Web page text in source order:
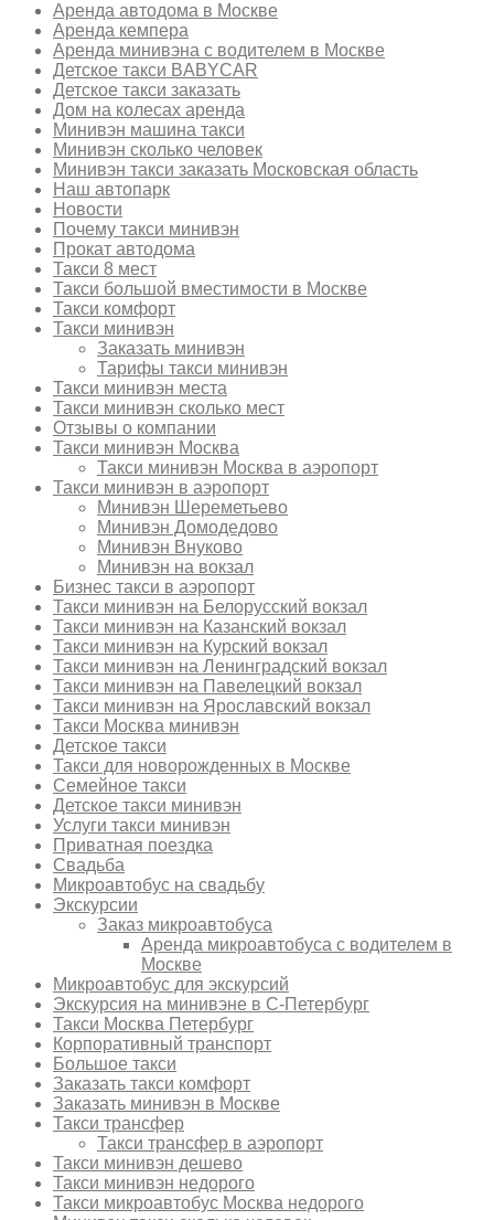
Аренда автодома в Москве
Аренда кемпера
Аренда минивэна с водителем в Москве
Детское такси BABYCAR
Детское такси заказать
Дом на колесах аренда
Минивэн машина такси
Минивэн сколько человек
Минивэн такси заказать Московская область
Наш автопарк
Новости
Почему такси минивэн
Прокат автодома
Такси 8 мест
Такси большой вместимости в Москве
Такси комфорт
Такси минивэн
Заказать минивэн
Тарифы такси минивэн
Такси минивэн места
Такси минивэн сколько мест
Отзывы о компании
Такси минивэн Москва
Такси минивэн Москва в аэропорт
Такси минивэн в аэропорт
Минивэн Шереметьево
Минивэн Домодедово
Минивэн Внуково
Минивэн на вокзал
Бизнес такси в аэропорт
Такси минивэн на Белорусский вокзал
Такси минивэн на Казанский вокзал
Такси минивэн на Курский вокзал
Такси минивэн на Ленинградский вокзал
Такси минивэн на Павелецкий вокзал
Такси минивэн на Ярославский вокзал
Такси Москва минивэн
Детское такси
Такси для новорожденных в Москве
Семейное такси
Детское такси минивэн
Услуги такси минивэн
Приватная поездка
Свадьба
Микроавтобус на свадьбу
Экскурсии
Заказ микроавтобуса
Аренда микроавтобуса с водителем в
Москве
Микроавтобус для экскурсий
Экскурсия на минивэне в С-Петербург
Такси Москва Петербург
Корпоративный транспорт
Большое такси
Заказать такси комфорт
Заказать минивэн в Москве
Такси трансфер
Такси трансфер в аэропорт
Такси минивэн дешево
Такси минивэн недорого
Такси микроавтобус Москва недорого